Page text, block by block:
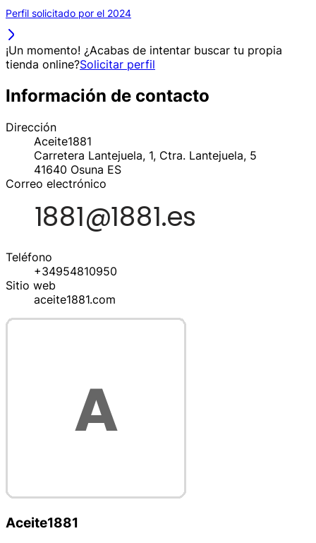
Perfil solicitado por el 2024
¡Un momento! ¿Acabas de intentar buscar tu propia
tienda online?Solicitar perfil
Información de contacto
Dirección
Aceite1881
Carretera Lantejuela, 1, Ctra. Lantejuela, 5
41640 Osuna ES
Correo electrónico
Teléfono
+34954810950
Sitio web
aceite1881.com
Aceite1881